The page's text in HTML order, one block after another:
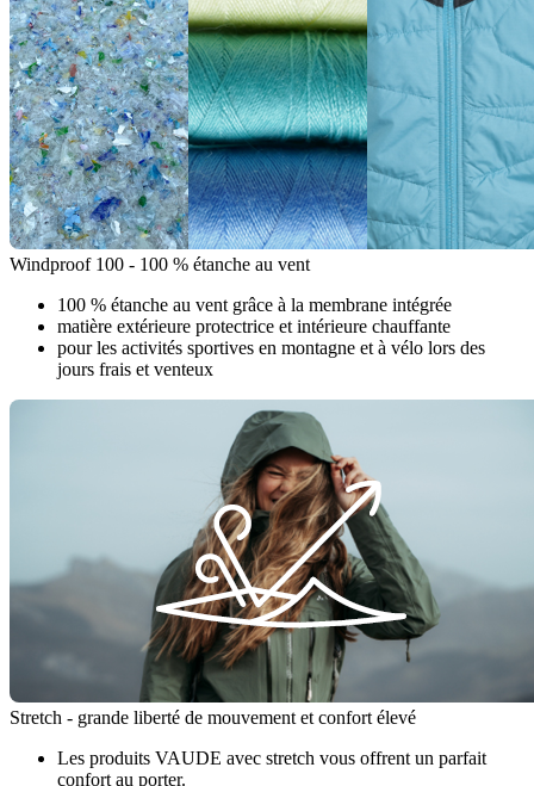
Windproof 100 - 100 % étanche au vent
100 % étanche au vent grâce à la membrane intégrée
matière extérieure protectrice et intérieure chauffante
pour les activités sportives en montagne et à vélo lors des
jours frais et venteux
Stretch - grande liberté de mouvement et confort élevé
Les produits VAUDE avec stretch vous offrent un parfait
confort au porter.